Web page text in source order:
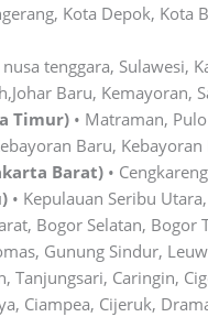
Kota Depok,
tenggara, Sulawesi,
Baru, Kemayoran,
Timur) • Matraman,
Baru,
Barat) •
• Kepulauan Seribu
Bogor Selatan, Bogor
Gunung Sindur,
Tanjungsari, Caringin,
Ciampea, Cijeruk,